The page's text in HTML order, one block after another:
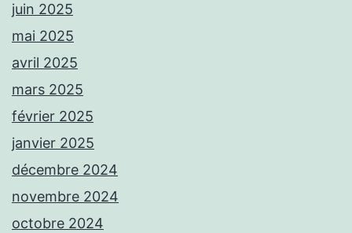
juin 2025
mai 2025
avril 2025
mars 2025
février 2025
janvier 2025
décembre 2024
novembre 2024
octobre 2024